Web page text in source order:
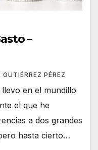
–
GUTIÉRREZ PÉREZ
en el mundillo
el que he
a dos grandes
hasta cierto…